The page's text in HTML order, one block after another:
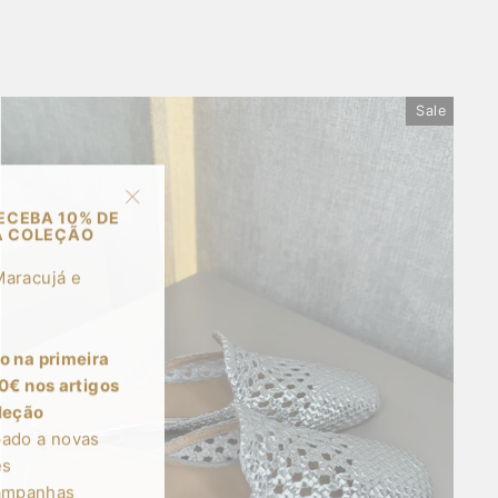
10% DE
COLEÇÃO
e
na primeira
nos artigos
a novas
Sale